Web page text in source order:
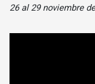
26 al 29 noviembre